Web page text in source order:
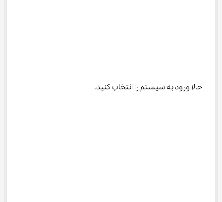
حالا ورود به سیستم را انتخاب کنید.